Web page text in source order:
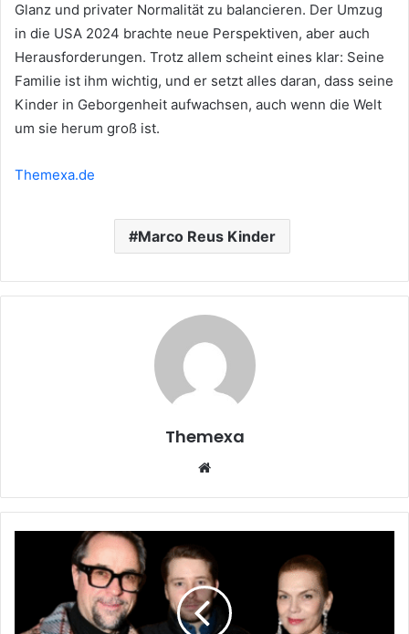
Glanz und privater Normalität zu balancieren. Der Umzug
in die USA 2024 brachte neue Perspektiven, aber auch
Herausforderungen. Trotz allem scheint eines klar: Seine
Familie ist ihm wichtig, und er setzt alles daran, dass seine
Kinder in Geborgenheit aufwachsen, auch wenn die Welt
um sie herum groß ist.
Themexa.de
Marco Reus Kinder
Themexa
Ertrunken:
Hintergründe